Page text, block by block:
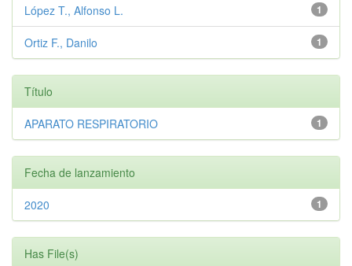
1
López T., Alfonso L.
1
Ortiz F., Danilo
Título
1
APARATO RESPIRATORIO
Fecha de lanzamiento
1
2020
Has File(s)